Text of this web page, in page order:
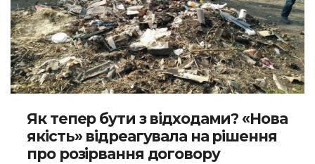
Як тепер бути з відходами? «Нова
якість» відреагувала на рішення
про розірвання договору